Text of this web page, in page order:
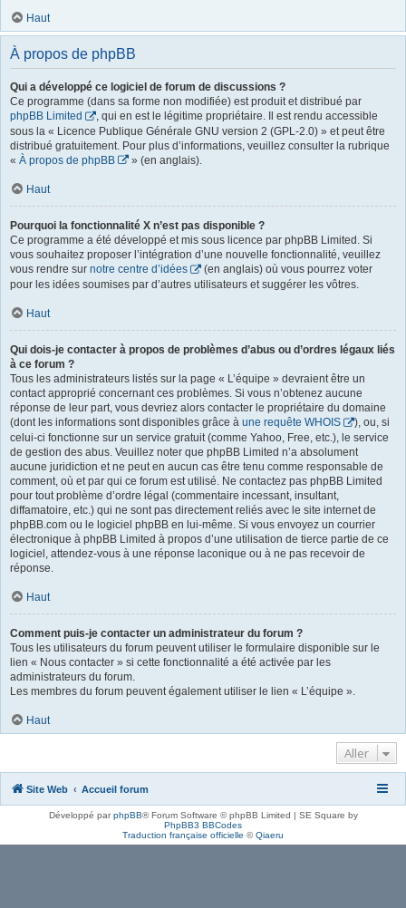
Haut
À propos de phpBB
Qui a développé ce logiciel de forum de discussions ?
Ce programme (dans sa forme non modifiée) est produit et distribué par
phpBB Limited
, qui en est le légitime propriétaire. Il est rendu accessible
sous la « Licence Publique Générale GNU version 2 (GPL-2.0) » et peut être
distribué gratuitement. Pour plus d’informations, veuillez consulter la rubrique
« À propos de phpBB » (en anglais).
Haut
Pourquoi la fonctionnalité X n’est pas disponible ?
Ce programme a été développé et mis sous licence par phpBB Limited. Si
vous souhaitez proposer l’intégration d’une nouvelle fonctionnalité, veuillez
vous rendre sur notre centre d’idées
(en anglais) où vous pourrez voter
pour les idées soumises par d’autres utilisateurs et suggérer les vôtres.
Haut
Qui dois-je contacter à propos de problèmes d’abus ou d’ordres légaux liés
à ce forum ?
Tous les administrateurs listés sur la page « L’équipe » devraient être un
contact approprié concernant ces problèmes. Si vous n’obtenez aucune
réponse de leur part, vous devriez alors contacter le propriétaire du domaine
(dont les informations sont disponibles grâce à une requête WHOIS
), ou, si
celui-ci fonctionne sur un service gratuit (comme Yahoo, Free, etc.), le service
de gestion des abus. Veuillez noter que phpBB Limited n’a absolument
aucune juridiction et ne peut en aucun cas être tenu comme responsable de
comment, où et par qui ce forum est utilisé. Ne contactez pas phpBB Limited
pour tout problème d’ordre légal (commentaire incessant, insultant,
diffamatoire, etc.) qui ne sont pas directement reliés avec le site internet de
phpBB.com ou le logiciel phpBB en lui-même. Si vous envoyez un courrier
électronique à phpBB Limited à propos d’une utilisation de tierce partie de ce
logiciel, attendez-vous à une réponse laconique ou à ne pas recevoir de
réponse.
Haut
Comment puis-je contacter un administrateur du forum ?
Tous les utilisateurs du forum peuvent utiliser le formulaire disponible sur le
lien « Nous contacter » si cette fonctionnalité a été activée par les
administrateurs du forum.
Les membres du forum peuvent également utiliser le lien « L’équipe ».
Haut
Aller
Site Web Accueil forum
Développé parphpBB® Forum Software © phpBB Limited | SE Square by
PhpBB3 BBCodes
Traduction française officielle ©Qiaeru